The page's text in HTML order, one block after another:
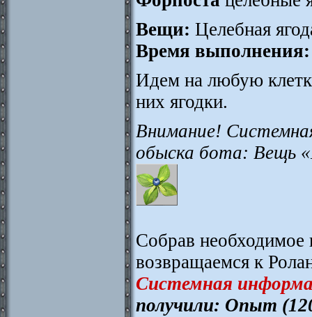
Вещи: Целебная
Время выполнения:
Идем на любую
них ягодки.
Внимание!
обыска бота: Вещь
Собрав необходимое
возвращаемся к
Системная
получили: Опыт